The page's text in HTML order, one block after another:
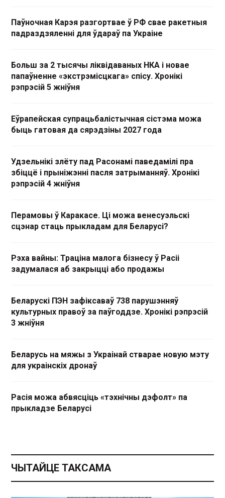
Паўночная Карэя разгортвае ў РФ свае ракетныя
падраздзяленні для ўдараў па Украіне
Больш за 2 тысячы ліквідаваных НКА і новае
папаўненне «экстрэмісцкага» спісу. Хронікі
рэпрэсій 5 жніўня
Еўрапейская супрацьбалістычная сістэма можа
быць гатовая да сярэдзіны 2027 года
Удзельнікі злёту пад Расонамі паведамілі пра
збіццё і прыніжэнні пасля затрыманняў. Хронікі
рэпрэсій 4 жніўня
Перамовы ў Каракасе. Ці можа венесуэльскі
сцэнар стаць прыкладам для Беларусі?
Рэха вайны: Траціна малога бізнесу ў Расіі
задумалася аб закрыцці або продажы
Беларускі ПЭН зафіксаваў 738 парушэнняў
культурных правоў за паўгоддзе. Хронікі рэпрэсій
3 жніўня
Беларусь на мяжы з Украінай стварае новую мэту
для украінскіх дронаў
Расія можа абвясціць «тэхнічны дэфолт» па
прыкладзе Беларусі
ЧЫТАЙЦЕ ТАКСАМА